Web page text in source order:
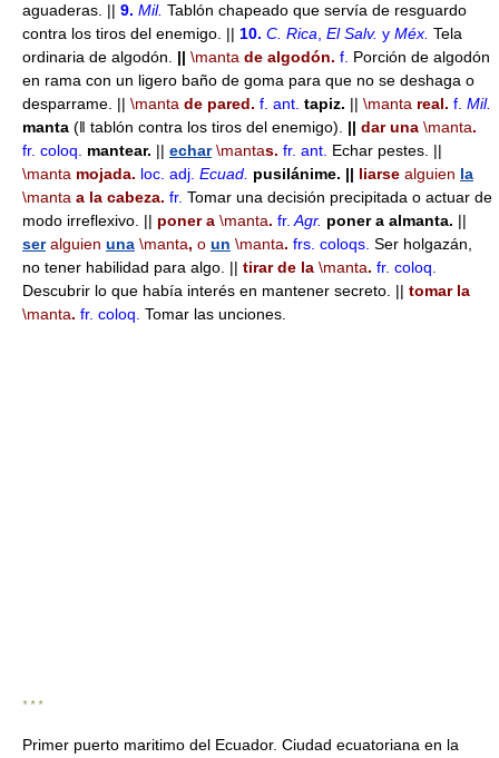
aguaderas. || 9. Mil. Tablón chapeado que servía de resguardo
contra los tiros del enemigo. || 10. C. Rica, El Salv. y Méx. Tela
ordinaria de algodón. || \manta de algodón. f. Porción de algodón
en rama con un ligero baño de goma para que no se deshaga o
desparrame. || \manta de pared. f. ant. tapiz. || \manta real. f. Mil.
manta (ǁ tablón contra los tiros del enemigo). || dar una \manta.
fr. coloq. mantear. || echar \mantas. fr. ant. Echar pestes. ||
\manta mojada. loc. adj. Ecuad. pusilánime. || liarse alguien la
\manta a la cabeza. fr. Tomar una decisión precipitada o actuar de
modo irreflexivo. || poner a \manta. fr. Agr. poner a almanta. ||
ser alguien una \manta, o un \manta. frs. coloqs. Ser holgazán,
no tener habilidad para algo. || tirar de la \manta. fr. coloq.
Descubrir lo que había interés en mantener secreto. || tomar la
\manta. fr. coloq. Tomar las unciones.
* * *
Primer puerto maritimo del Ecuador. Ciudad ecuatoriana en la